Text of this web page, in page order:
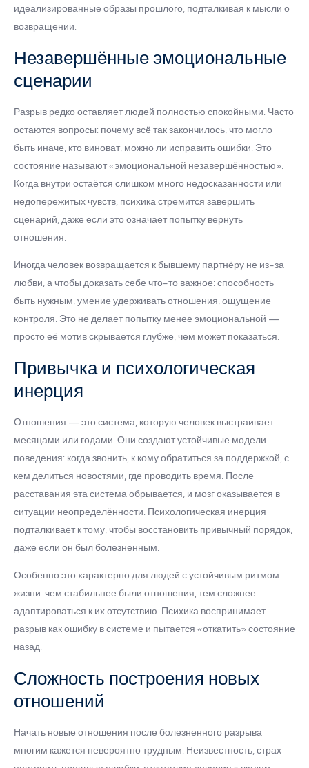
идеализированные образы прошлого, подталкивая к мысли о
возвращении.
Незавершённые эмоциональные
сценарии
Разрыв редко оставляет людей полностью спокойными. Часто
остаются вопросы: почему всё так закончилось, что могло
быть иначе, кто виноват, можно ли исправить ошибки. Это
состояние называют «эмоциональной незавершённостью».
Когда внутри остаётся слишком много недосказанности или
недопережитых чувств, психика стремится завершить
сценарий, даже если это означает попытку вернуть
отношения.
Иногда человек возвращается к бывшему партнёру не из-за
любви, а чтобы доказать себе что-то важное: способность
быть нужным, умение удерживать отношения, ощущение
контроля. Это не делает попытку менее эмоциональной —
просто её мотив скрывается глубже, чем может показаться.
Привычка и психологическая
инерция
Отношения — это система, которую человек выстраивает
месяцами или годами. Они создают устойчивые модели
поведения: когда звонить, к кому обратиться за поддержкой, с
кем делиться новостями, где проводить время. После
расставания эта система обрывается, и мозг оказывается в
ситуации неопределённости. Психологическая инерция
подталкивает к тому, чтобы восстановить привычный порядок,
даже если он был болезненным.
Особенно это характерно для людей с устойчивым ритмом
жизни: чем стабильнее были отношения, тем сложнее
адаптироваться к их отсутствию. Психика воспринимает
разрыв как ошибку в системе и пытается «откатить» состояние
назад.
Сложность построения новых
отношений
Начать новые отношения после болезненного разрыва
многим кажется невероятно трудным. Неизвестность, страх